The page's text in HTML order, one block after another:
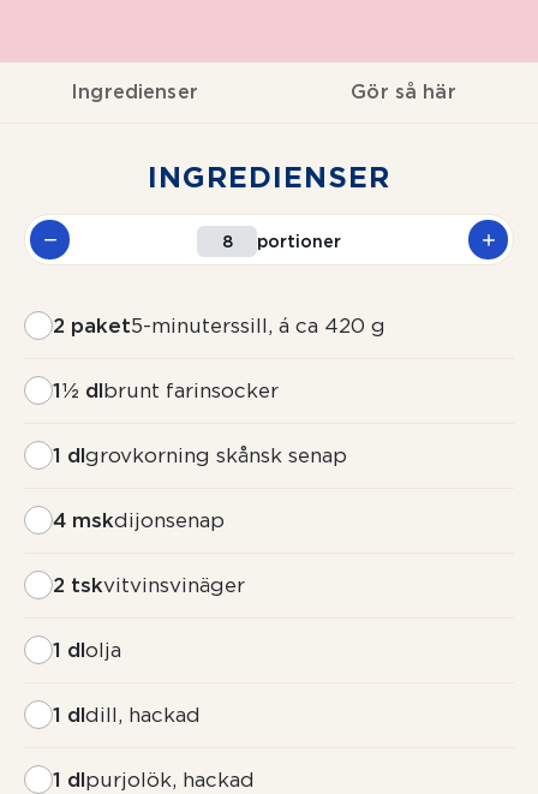
Ingredienser Gör så här
INGREDIENSER
portioner
2 paket5-minuterssill, á ca 420 g
1½ dlbrunt farinsocker
1 dlgrovkorning skånsk senap
4 mskdijonsenap
2 tskvitvinsvinäger
1 dlolja
1 dldill, hackad
1 dlpurjolök, hackad